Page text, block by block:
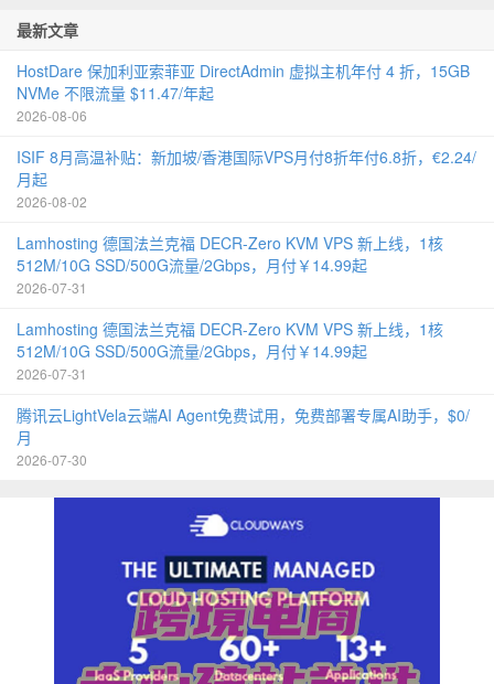
最新文章
HostDare 保加利亚索菲亚 DirectAdmin 虚拟主机年付 4 折，15GB
NVMe 不限流量 $11.47/年起
2026-08-06
ISIF 8月高温补贴：新加坡/香港国际VPS月付8折年付6.8折，€2.24/
月起
2026-08-02
Lamhosting 德国法兰克福 DECR-Zero KVM VPS 新上线，1核
512M/10G SSD/500G流量/2Gbps，月付￥14.99起
2026-07-31
Lamhosting 德国法兰克福 DECR-Zero KVM VPS 新上线，1核
512M/10G SSD/500G流量/2Gbps，月付￥14.99起
2026-07-31
腾讯云LightVela云端AI Agent免费试用，免费部署专属AI助手，$0/
月
2026-07-30